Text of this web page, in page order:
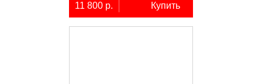
11 800 р. Купить